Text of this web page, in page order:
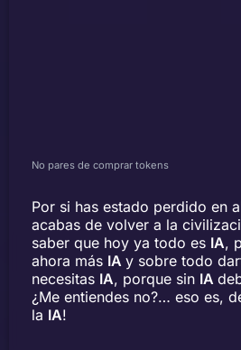
No pares de comprar tokens
Por si has estado perdido en
acabas de volver a la
saber que hoy ya todo es IA,
ahora más IA y sobre todo
necesitas IA, porque sin IA
¿Me entiendes no?… eso es,
la IA!